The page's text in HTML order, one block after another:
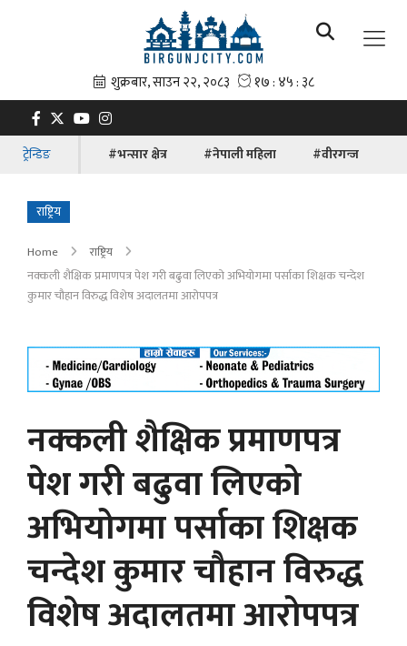
ट्रेन्डिङ #भन्सार क्षेत्र #नेपाली महिला #वीरगन्ज
राष्ट्रिय
Home
राष्ट्रिय
नक्कली शैक्षिक प्रमाणपत्र पेश गरी बढुवा लिएको अभियोगमा पर्साका शिक्षक चन्देश
कुमार चौहान विरुद्ध विशेष अदालतमा आरोपपत्र
नक्कली शैक्षिक प्रमाणपत्र
पेश गरी बढुवा लिएको
अभियोगमा पर्साका शिक्षक
चन्देश कुमार चौहान विरुद्ध
विशेष अदालतमा आरोपपत्र